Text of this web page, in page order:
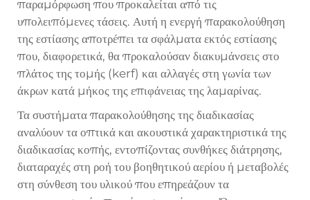
παραμόρφωση που προκαλείται από τις
υπολειπόμενες τάσεις. Αυτή η ενεργή παρακολούθηση
της εστίασης αποτρέπει τα σφάλματα εκτός εστίασης
που, διαφορετικά, θα προκαλούσαν διακυμάνσεις στο
πλάτος της τομής (kerf) και αλλαγές στη γωνία των
άκρων κατά μήκος της επιφάνειας της λαμαρίνας.
Τα συστήματα παρακολούθησης της διαδικασίας
αναλύουν τα οπτικά και ακουστικά χαρακτηριστικά της
διαδικασίας κοπής, εντοπίζοντας συνθήκες διάτρησης,
διαταραχές στη ροή του βοηθητικού αερίου ή μεταβολές
στη σύνθεση του υλικού που επηρεάζουν τα